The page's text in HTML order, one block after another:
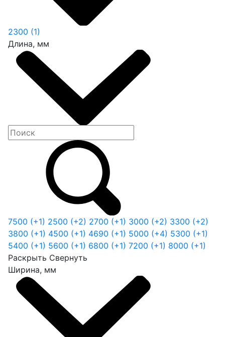
2300 (1)
Длина, мм
7500 (+1) 2500 (+2) 2700 (+1) 3000 (+2) 3300 (+2)
3800 (+1) 4500 (+1) 4690 (+1) 5000 (+4) 5300 (+1)
5400 (+1) 5600 (+1) 6800 (+1) 7200 (+1) 8000 (+1)
Раскрыть Свернуть
Ширина, мм